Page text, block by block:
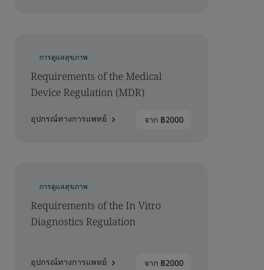
การดูแลสุขภาพ
Requirements of the Medical
Device Regulation (MDR)
อุปกรณ์ทางการแพทย์ จาก ฿2000
การดูแลสุขภาพ
Requirements of the In Vitro
Diagnostics Regulation
อุปกรณ์ทางการแพทย์ จาก ฿2000